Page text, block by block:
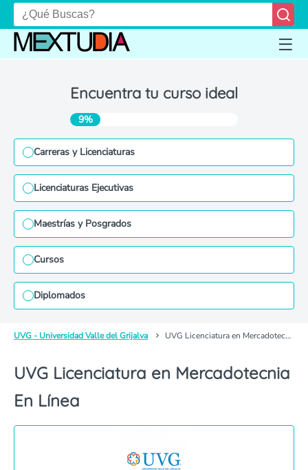
Encuentra tu curso ideal
9%
Carreras y Licenciaturas
Licenciaturas Ejecutivas
Maestrías y Posgrados
Cursos
Diplomados
UVG - Universidad Valle del Grijalva UVG Licenciatura en Mercadotecnia En Línea
UVG Licenciatura en Mercadotecnia
En Línea